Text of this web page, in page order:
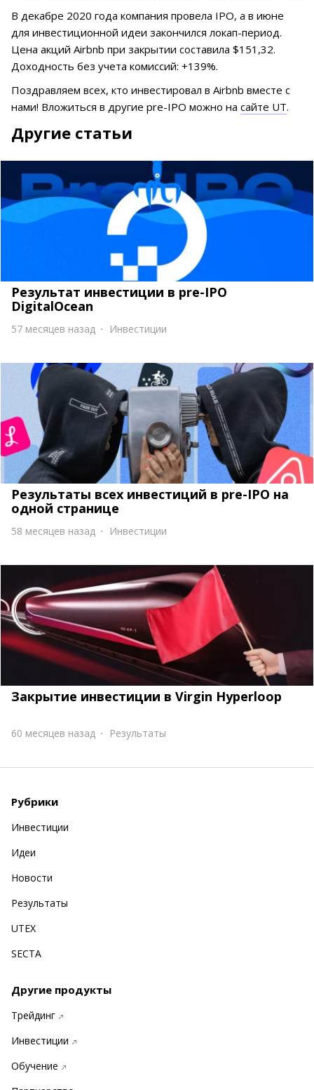
В декабре 2020 года компания провела IPO, а в июне
для инвестиционной идеи закончился локап-период.
Цена акций Airbnb при закрытии составила $151,32.
Доходность без учета комиссий: +139%.
Поздравляем всех, кто инвестировал в Airbnb вместе с
нами! Вложиться в другие pre-IPO можно на сайте UT.
Другие статьи
Результат инвестиции в pre-IPO
DigitalOcean
57 месяцев назад Инвестиции
Результаты всех инвестиций в pre-IPO на
одной странице
58 месяцев назад Инвестиции
Закрытие инвестиции в Virgin Hyperloop
60 месяцев назад Результаты
Рубрики
Инвестиции
Идеи
Новости
Результаты
UTEX
SECTA
Другие продукты
Трейдинг
Инвестиции
Обучение